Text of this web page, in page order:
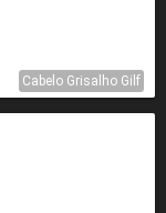
Cabelo Grisalho Gilf